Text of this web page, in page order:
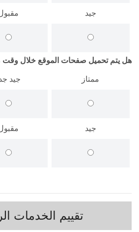
جيد
هل يتم تحميل صفحات الموقع خلال وقت
ممتاز
جيد
جيد
تقييم الخدمات